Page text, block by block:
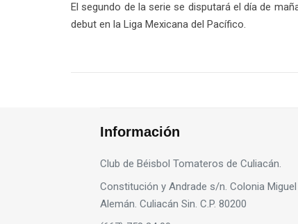
El segundo de la serie se disputará el día de
debut en la Liga Mexicana del Pacífico.
Información
Club de Béisbol Tomateros de Culiacán.
Constitución y Andrade s/n. Colonia Miguel
Alemán. Culiacán Sin. C.P. 80200